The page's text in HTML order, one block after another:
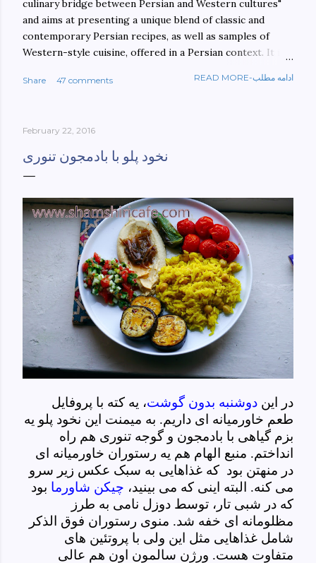
culinary bridge between Persian and Western cultures"
and aims at presenting a unique blend of classic and
contemporary Persian recipes, as well as samples of
Western-style cuisine, offered in a Persian context. It is
walls. This book aims at constructing a bridge between
York-culinary-cultures-
ebook/dp/B0861H47GS/ref=sr_1_1?
dchild=1&keywords=tehran+to+new+york&qid=158481093
Share 47 comments READ MORE-ادامه مطلب
February 22, 2016
نخود پلو با بادمجون تنوری
در این دوشنبه بدون گوشت، یه کته با پروفایل
طعم خاورمیانه ای داریم. به میمنت این نخود پلو یه
بزم گیاهی با بادمجون و گوجه تنوری هم راه
انداختم. منبع الهام هم یه رستوران خاورمیانه ای
در منهتن بود که غذاهایی به سبک عکس زیر سرو
می کنه. البته اینی که می بینید، چیکن شاورما بود
که در شبی تار، توسط دوزل نامی به طرز
مظلومانه ای خفه شد. منوی رستوران فوق الذکر
شامل غذاهایی مثل این ولی با پروتئین های
متفاوت هست. ورژن سالمون اون هم عالی